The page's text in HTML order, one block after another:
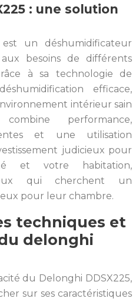
: une solution
est un déshumidificateur
besoins de différents
à sa technologie de
efficace,
intérieur sain
performance,
et une utilisation
judicieux pour
et votre habitation,
qui cherchent un
pour leur chambre.
techniques et
delonghi
du Delonghi DDSX225,
sur ses caractéristiques